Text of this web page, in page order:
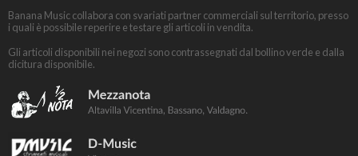
Banana Music collabora con svariati partner commerciali sul territorio, presso
i quali è possibile reperire e testare gli articoli in vendita.
Gli articoli disponibili nei negozi sono contrassegnati dal bollino verde e dalla
dicitura disponibile.